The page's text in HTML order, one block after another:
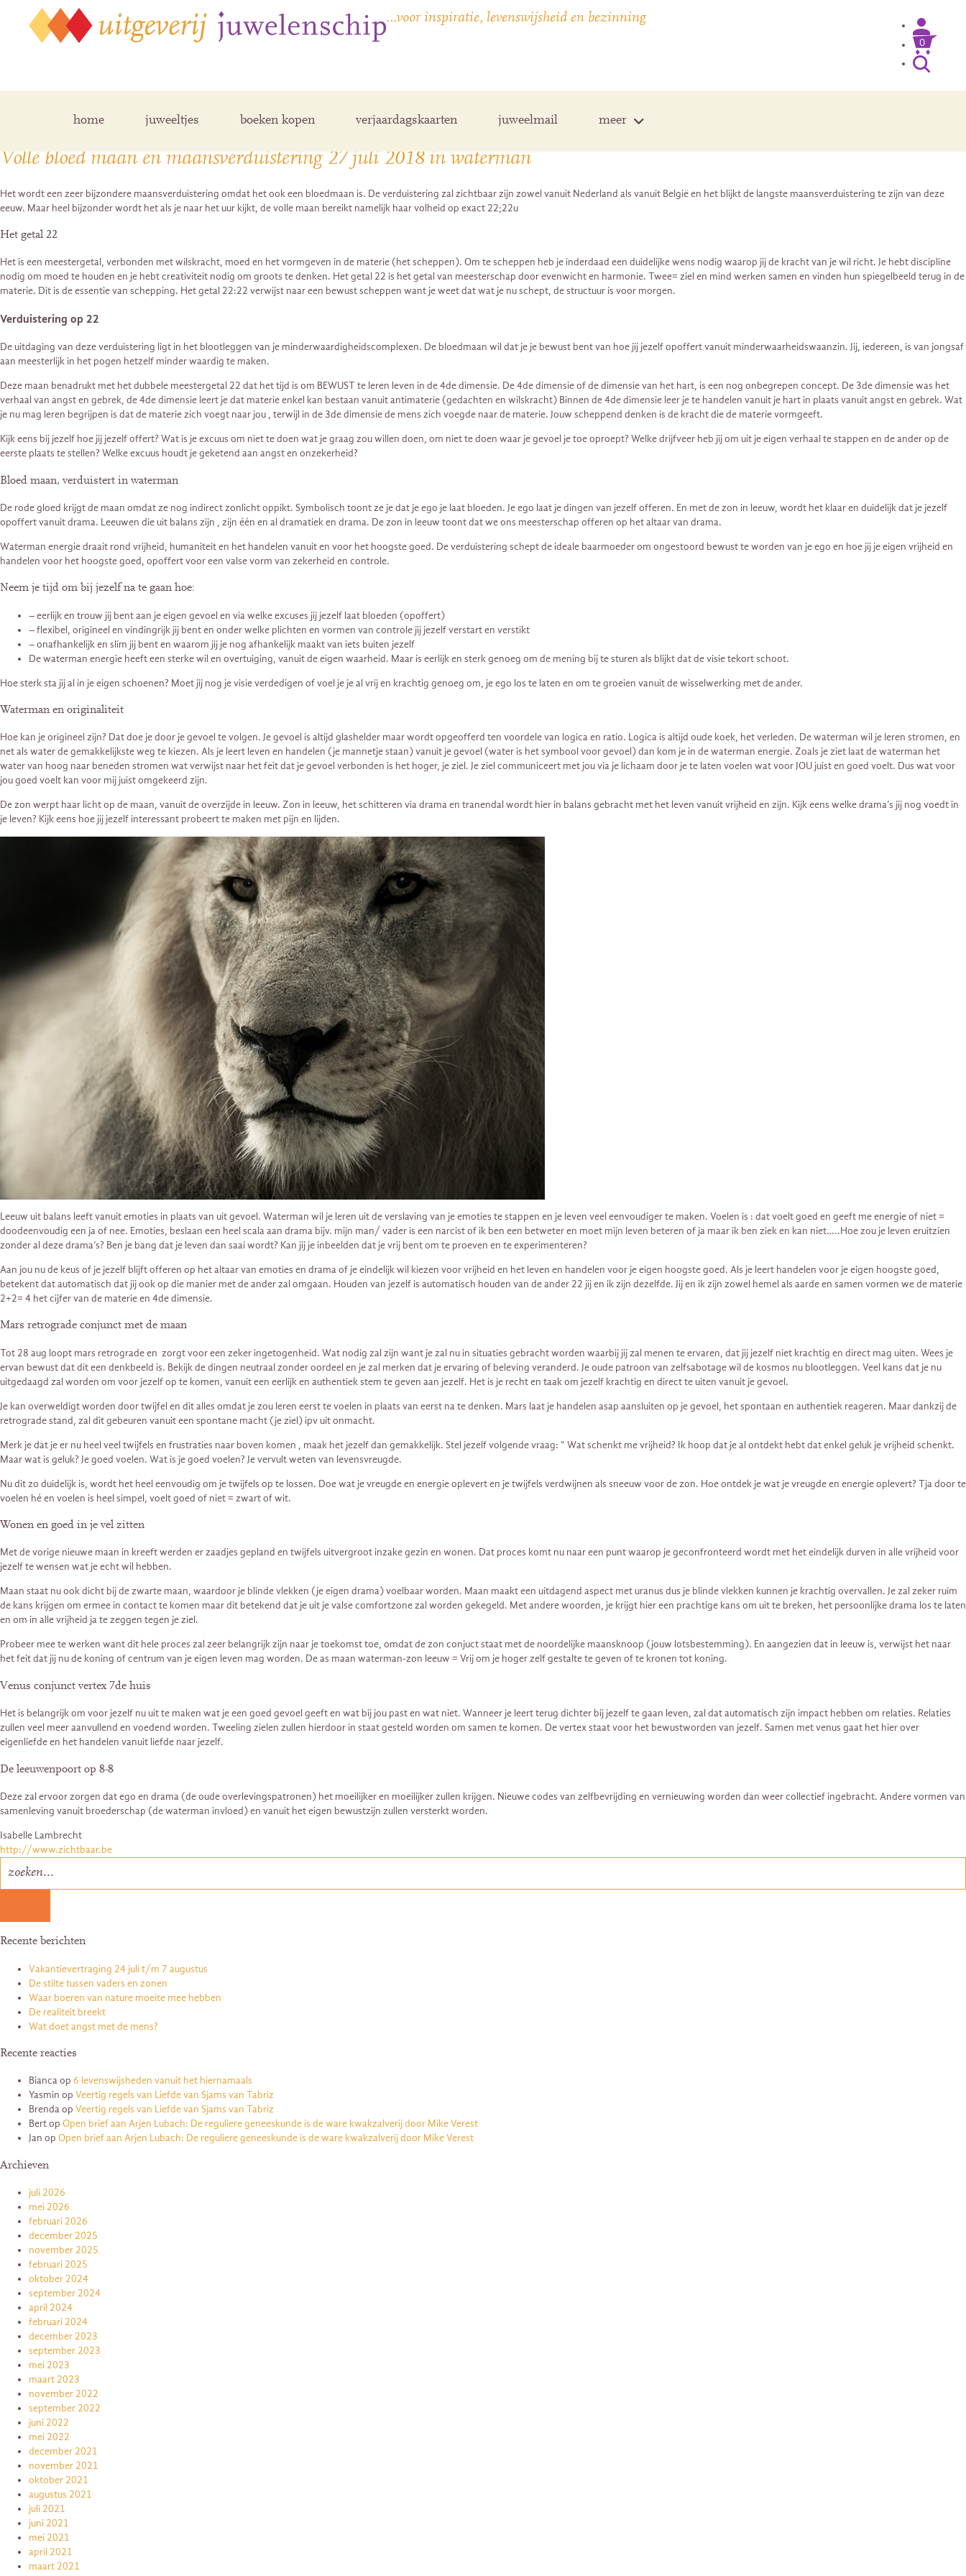
…voor inspiratie, levenswijsheid en bezinning
0
home juweeltjes boeken kopen verjaardagskaarten juweelmail meer
Posts Tagged ‘22.22’
Volle bloed maan en maansverduistering 27 juli 2018 in waterman
Het wordt een zeer bijzondere maansverduistering omdat het ook een bloedmaan is. De verduistering zal zichtbaar zijn zowel vanuit Nederland als vanuit België en het blijkt de langste maansverduistering te zijn van deze
eeuw. Maar heel bijzonder wordt het als je naar het uur kijkt, de volle maan bereikt namelijk haar volheid op exact 22;22u
Het getal 22
Het is een meestergetal, verbonden met wilskracht, moed en het vormgeven in de materie (het scheppen). Om te scheppen heb je inderdaad een duidelijke wens nodig waarop jij de kracht van je wil richt. Je hebt discipline
nodig om moed te houden en je hebt creativiteit nodig om groots te denken. Het getal 22 is het getal van meesterschap door evenwicht en harmonie. Twee= ziel en mind werken samen en vinden hun spiegelbeeld terug in de
materie. Dit is de essentie van schepping. Het getal 22:22 verwijst naar een bewust scheppen want je weet dat wat je nu schept, de structuur is voor morgen.
Verduistering op 22
De uitdaging van deze verduistering ligt in het blootleggen van je minderwaardigheidscomplexen. De bloedmaan wil dat je je bewust bent van hoe jij jezelf opoffert vanuit minderwaarheidswaanzin. Jij, iedereen, is van jongsaf
aan meesterlijk in het pogen hetzelf minder waardig te maken.
Deze maan benadrukt met het dubbele meestergetal 22 dat het tijd is om BEWUST te leren leven in de 4de dimensie. De 4de dimensie of de dimensie van het hart, is een nog onbegrepen concept. De 3de dimensie was het
verhaal van angst en gebrek, de 4de dimensie leert je dat materie enkel kan bestaan vanuit antimaterie (gedachten en wilskracht) Binnen de 4de dimensie leer je te handelen vanuit je hart in plaats vanuit angst en gebrek. Wat
je nu mag leren begrijpen is dat de materie zich voegt naar jou , terwijl in de 3de dimensie de mens zich voegde naar de materie. Jouw scheppend denken is de kracht die de materie vormgeeft.
Kijk eens bij jezelf hoe jij jezelf offert? Wat is je excuus om niet te doen wat je graag zou willen doen, om niet te doen waar je gevoel je toe oproept? Welke drijfveer heb jij om uit je eigen verhaal te stappen en de ander op de
eerste plaats te stellen? Welke excuus houdt je geketend aan angst en onzekerheid?
Bloed maan, verduistert in waterman
De rode gloed krijgt de maan omdat ze nog indirect zonlicht oppikt. Symbolisch toont ze je dat je ego je laat bloeden. Je ego laat je dingen van jezelf offeren. En met de zon in leeuw, wordt het klaar en duidelijk dat je jezelf
opoffert vanuit drama. Leeuwen die uit balans zijn , zijn één en al dramatiek en drama. De zon in leeuw toont dat we ons meesterschap offeren op het altaar van drama.
Waterman energie draait rond vrijheid, humaniteit en het handelen vanuit en voor het hoogste goed. De verduistering schept de ideale baarmoeder om ongestoord bewust te worden van je ego en hoe jij je eigen vrijheid en
handelen voor het hoogste goed, opoffert voor een valse vorm van zekerheid en controle.
Neem je tijd om bij jezelf na te gaan hoe:
– eerlijk en trouw jij bent aan je eigen gevoel en via welke excuses jij jezelf laat bloeden (opoffert)
– flexibel, origineel en vindingrijk jij bent en onder welke plichten en vormen van controle jij jezelf verstart en verstikt
– onafhankelijk en slim jij bent en waarom jij je nog afhankelijk maakt van iets buiten jezelf
De waterman energie heeft een sterke wil en overtuiging, vanuit de eigen waarheid. Maar is eerlijk en sterk genoeg om de mening bij te sturen als blijkt dat de visie tekort schoot.
Hoe sterk sta jij al in je eigen schoenen? Moet jij nog je visie verdedigen of voel je je al vrij en krachtig genoeg om, je ego los te laten en om te groeien vanuit de wisselwerking met de ander.
Waterman en originaliteit
Hoe kan je origineel zijn? Dat doe je door je gevoel te volgen. Je gevoel is altijd glashelder maar wordt opgeofferd ten voordele van logica en ratio. Logica is altijd oude koek, het verleden. De waterman wil je leren stromen, en
net als water de gemakkelijkste weg te kiezen. Als je leert leven en handelen (je mannetje staan) vanuit je gevoel (water is het symbool voor gevoel) dan kom je in de waterman energie. Zoals je ziet laat de waterman het
water van hoog naar beneden stromen wat verwijst naar het feit dat je gevoel verbonden is het hoger, je ziel. Je ziel communiceert met jou via je lichaam door je te laten voelen wat voor JOU juist en goed voelt. Dus wat voor
jou goed voelt kan voor mij juist omgekeerd zijn.
De zon werpt haar licht op de maan, vanuit de overzijde in leeuw. Zon in leeuw, het schitteren via drama en tranendal wordt hier in balans gebracht met het leven vanuit vrijheid en zijn. Kijk eens welke drama’s jij nog voedt in
je leven? Kijk eens hoe jij jezelf interessant probeert te maken met pijn en lijden.
Leeuw uit balans leeft vanuit emoties in plaats van uit gevoel. Waterman wil je leren uit de verslaving van je emoties te stappen en je leven veel eenvoudiger te maken. Voelen is : dat voelt goed en geeft me energie of niet =
doodeenvoudig een ja of nee. Emoties, beslaan een heel scala aan drama bijv. mijn man/ vader is een narcist of ik ben een betweter en moet mijn leven beteren of ja maar ik ben ziek en kan niet…..Hoe zou je leven eruitzien
zonder al deze drama’s? Ben je bang dat je leven dan saai wordt? Kan jij je inbeelden dat je vrij bent om te proeven en te experimenteren?
Aan jou nu de keus of je jezelf blijft offeren op het altaar van emoties en drama of je eindelijk wil kiezen voor vrijheid en het leven en handelen voor je eigen hoogste goed. Als je leert handelen voor je eigen hoogste goed,
betekent dat automatisch dat jij ook op die manier met de ander zal omgaan. Houden van jezelf is automatisch houden van de ander 22 jij en ik zijn dezelfde. Jij en ik zijn zowel hemel als aarde en samen vormen we de materie
2+2= 4 het cijfer van de materie en 4de dimensie.
Mars retrograde conjunct met de maan
Tot 28 aug loopt mars retrograde en zorgt voor een zeker ingetogenheid. Wat nodig zal zijn want je zal nu in situaties gebracht worden waarbij jij zal menen te ervaren, dat jij jezelf niet krachtig en direct mag uiten. Wees je
ervan bewust dat dit een denkbeeld is. Bekijk de dingen neutraal zonder oordeel en je zal merken dat je ervaring of beleving veranderd. Je oude patroon van zelfsabotage wil de kosmos nu blootleggen. Veel kans dat je nu
uitgedaagd zal worden om voor jezelf op te komen, vanuit een eerlijk en authentiek stem te geven aan jezelf. Het is je recht en taak om jezelf krachtig en direct te uiten vanuit je gevoel.
Je kan overweldigt worden door twijfel en dit alles omdat je zou leren eerst te voelen in plaats van eerst na te denken. Mars laat je handelen asap aansluiten op je gevoel, het spontaan en authentiek reageren. Maar dankzij de
retrograde stand, zal dit gebeuren vanuit een spontane macht (je ziel) ipv uit onmacht.
Merk je dat je er nu heel veel twijfels en frustraties naar boven komen , maak het jezelf dan gemakkelijk. Stel jezelf volgende vraag: “ Wat schenkt me vrijheid? Ik hoop dat je al ontdekt hebt dat enkel geluk je vrijheid schenkt.
Maar wat is geluk? Je goed voelen. Wat is je goed voelen? Je vervult weten van levensvreugde.
Nu dit zo duidelijk is, wordt het heel eenvoudig om je twijfels op te lossen. Doe wat je vreugde en energie oplevert en je twijfels verdwijnen als sneeuw voor de zon. Hoe ontdek je wat je vreugde en energie oplevert? Tja door te
voelen hé en voelen is heel simpel, voelt goed of niet = zwart of wit.
Wonen en goed in je vel zitten
Met de vorige nieuwe maan in kreeft werden er zaadjes gepland en twijfels uitvergroot inzake gezin en wonen. Dat proces komt nu naar een punt waarop je geconfronteerd wordt met het eindelijk durven in alle vrijheid voor
jezelf te wensen wat je echt wil hebben.
Maan staat nu ook dicht bij de zwarte maan, waardoor je blinde vlekken (je eigen drama) voelbaar worden. Maan maakt een uitdagend aspect met uranus dus je blinde vlekken kunnen je krachtig overvallen. Je zal zeker ruim
de kans krijgen om ermee in contact te komen maar dit betekend dat je uit je valse comfortzone zal worden gekegeld. Met andere woorden, je krijgt hier een prachtige kans om uit te breken, het persoonlijke drama los te laten
en om in alle vrijheid ja te zeggen tegen je ziel.
Probeer mee te werken want dit hele proces zal zeer belangrijk zijn naar je toekomst toe, omdat de zon conjuct staat met de noordelijke maansknoop (jouw lotsbestemming). En aangezien dat in leeuw is, verwijst het naar
het feit dat jij nu de koning of centrum van je eigen leven mag worden. De as maan waterman-zon leeuw = Vrij om je hoger zelf gestalte te geven of te kronen tot koning.
Venus conjunct vertex 7de huis
Het is belangrijk om voor jezelf nu uit te maken wat je een goed gevoel geeft en wat bij jou past en wat niet. Wanneer je leert terug dichter bij jezelf te gaan leven, zal dat automatisch zijn impact hebben om relaties. Relaties
zullen veel meer aanvullend en voedend worden. Tweeling zielen zullen hierdoor in staat gesteld worden om samen te komen. De vertex staat voor het bewustworden van jezelf. Samen met venus gaat het hier over
eigenliefde en het handelen vanuit liefde naar jezelf.
De leeuwenpoort op 8-8
Deze zal ervoor zorgen dat ego en drama (de oude overlevingspatronen) het moeilijker en moeilijker zullen krijgen. Nieuwe codes van zelfbevrijding en vernieuwing worden dan weer collectief ingebracht. Andere vormen van
samenleving vanuit broederschap (de waterman invloed) en vanuit het eigen bewustzijn zullen versterkt worden.
Isabelle Lambrecht
http://www.zichtbaar.be
Recente berichten
Vakantievertraging 24 juli t/m 7 augustus
De stilte tussen vaders en zonen
Waar boeren van nature moeite mee hebben
De realiteit breekt
Wat doet angst met de mens?
Recente reacties
Biancaop 6 levenswijsheden vanuit het hiernamaals
Yasmin op Veertig regels van Liefde van Sjams van Tabriz
Brendaop Veertig regels van Liefde van Sjams van Tabriz
Bertop Open brief aan Arjen Lubach: De reguliere geneeskunde is de ware kwakzalverij door Mike Verest
Jan op Open brief aan Arjen Lubach: De reguliere geneeskunde is de ware kwakzalverij door Mike Verest
Archieven
juli 2026
mei 2026
februari 2026
december 2025
november 2025
februari 2025
oktober 2024
september 2024
april 2024
februari 2024
december 2023
september 2023
mei 2023
maart 2023
november 2022
september 2022
juni 2022
mei 2022
december 2021
november 2021
oktober 2021
augustus 2021
juli 2021
juni 2021
mei 2021
april 2021
maart 2021